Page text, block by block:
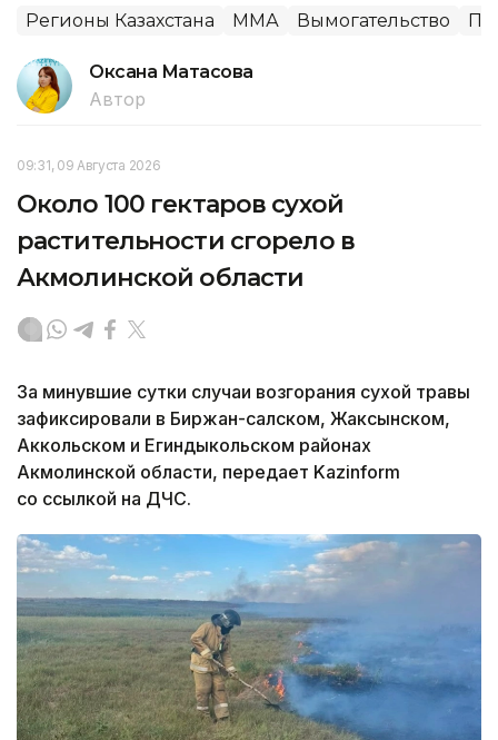
Регионы Казахстана ММА Вымогательство
Оксана Матасова
Автор
09:31, 09 Августа 2026
Около 100 гектаров сухой
растительности сгорело в
Акмолинской области
За минувшие сутки случаи возгорания сухой травы
зафиксировали в Биржан-салском, Жаксынском,
Аккольском и Егиндыкольском районах
Акмолинской области, передает Kazinform
со ссылкой на ДЧС.